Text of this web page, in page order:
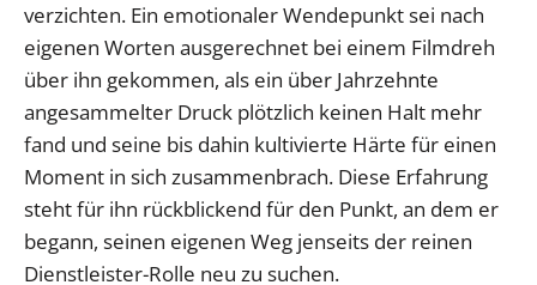
verzichten. Ein emotionaler Wendepunkt sei nach
eigenen Worten ausgerechnet bei einem Filmdreh
über ihn gekommen, als ein über Jahrzehnte
angesammelter Druck plötzlich keinen Halt mehr
fand und seine bis dahin kultivierte Härte für einen
Moment in sich zusammenbrach. Diese Erfahrung
steht für ihn rückblickend für den Punkt, an dem er
begann, seinen eigenen Weg jenseits der reinen
Dienstleister-Rolle neu zu suchen.